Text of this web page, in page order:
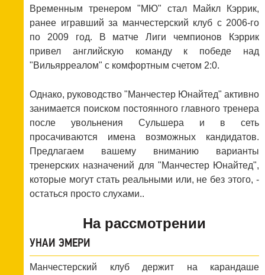
Временным тренером "МЮ" стал Майкл Кэррик,
ранее игравший за манчестерский клуб с 2006-го
по 2009 год. В матче Лиги чемпионов Кэррик
привел английскую команду к победе над
"Вильярреалом" с комфортным счетом 2:0.
Однако, руководство "Манчестер Юнайтед" активно
занимается поиском постоянного главного тренера
после увольнения Сульшера и в сеть
просачиваются имена возможных кандидатов.
Предлагаем вашему вниманию варианты
тренерских назначений для "Манчестер Юнайтед",
которые могут стать реальными или, не без этого, -
остаться просто слухами..
На рассмотрении
УНАИ ЭМЕРИ
Манчестерский клуб держит на карандаше